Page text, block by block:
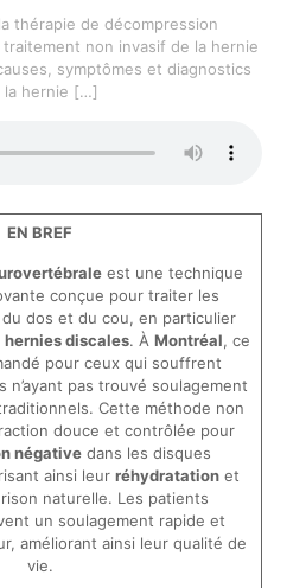
thérapie de décompression
non invasif de la hernie
symptômes et diagnostics
la hernie […]
EN BREF
est une technique
conçue pour traiter les
dos et du cou, en particulier
hernies discales. À Montréal, ce
pour ceux qui souffrent
n’ayant pas trouvé soulagement
Cette méthode non
douce et contrôlée pour
négative dans les disques
ainsi leur réhydratationet
naturelle. Les patients
un soulagement rapide et
améliorant ainsi leur qualité de
vie.